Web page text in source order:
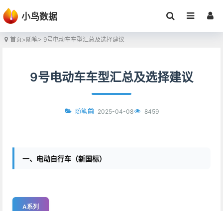
小鸟数据
首页>随笔> 9号电动车车型汇总及选择建议
9号电动车车型汇总及选择建议
随笔 2025-04-08 8459
一、电动自行车（新国标）
A系列